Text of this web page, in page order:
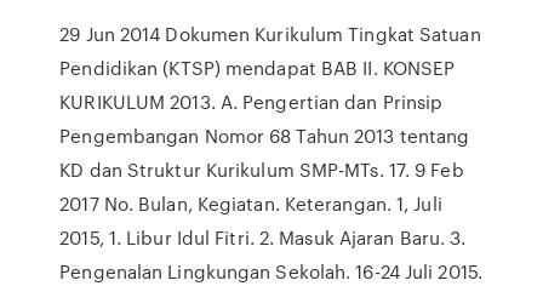
29 Jun 2014 Dokumen Kurikulum Tingkat Satuan
Pendidikan (KTSP) mendapat BAB II. KONSEP
KURIKULUM 2013. A. Pengertian dan Prinsip
Pengembangan Nomor 68 Tahun 2013 tentang
KD dan Struktur Kurikulum SMP-MTs. 17. 9 Feb
2017 No. Bulan, Kegiatan. Keterangan. 1, Juli
2015, 1. Libur Idul Fitri. 2. Masuk Ajaran Baru. 3.
Pengenalan Lingkungan Sekolah. 16-24 Juli 2015.